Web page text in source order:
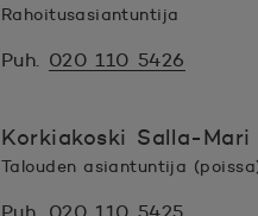
Rahoitusasiantuntija
Puh. 020 110 5426
Korkiakoski Salla-Mari
Talouden asiantuntija